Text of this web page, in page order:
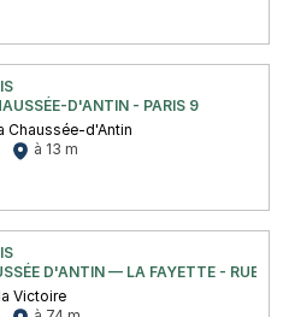
D'ANTIN - PARIS 9
Chaussée-d'Antin
à 13 m
D'ANTIN — LA FAYETTE - RUE DE
Victoire